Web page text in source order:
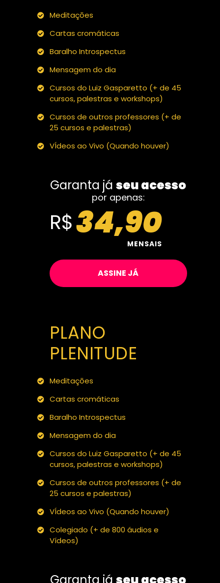
Meditaçōes
Cartas cromáticas
Baralho Introspectus
Mensagem do dia
Cursos do Luiz Gasparetto (+ de 45
cursos, palestras e workshops)
Cursos de outros professores (+ de
25 cursos e palestras)
VÍdeos ao Vivo (Quando houver)
Garanta já seu acesso
por apenas:
R$34,90
MENSAIS
ASSINE JÁ
PLANO
PLENITUDE
Meditaçōes
Cartas cromáticas
Baralho Introspectus
Mensagem do dia
Cursos do Luiz Gasparetto (+ de 45
cursos, palestras e workshops)
Cursos de outros professores (+ de
25 cursos e palestras)
VÍdeos ao Vivo (Quando houver)
Colegiado (+ de 800 áudios e
Vídeos)